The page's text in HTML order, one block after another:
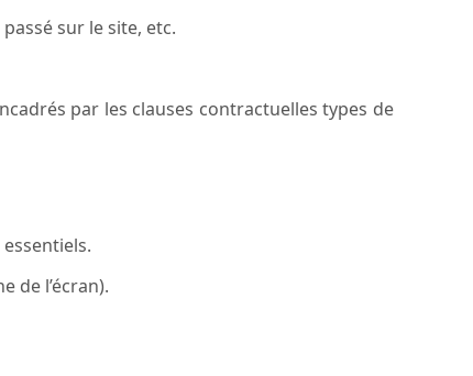
sur le site, etc.
par les clauses contractuelles types de
de l’écran).